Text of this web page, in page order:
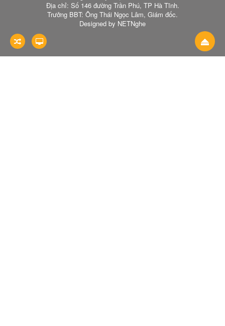
Địa chỉ: Số 146 đường Trần Phú, TP Hà Tĩnh.
Trưởng BBT: Ông Thái Ngọc Lâm, Giám đốc.
Designed by NETNghe